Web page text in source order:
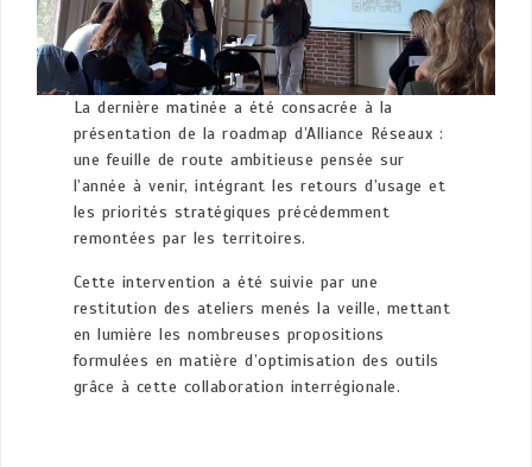
La dernière matinée a été consacrée à la
présentation de la roadmap d’Alliance Réseaux :
une feuille de route ambitieuse pensée sur
l’année à venir, intégrant les retours d’usage et
les priorités stratégiques précédemment
remontées par les territoires.
Cette intervention a été suivie par une
restitution des ateliers menés la veille, mettant
en lumière les nombreuses propositions
formulées en matière d’optimisation des outils
grâce à cette collaboration interrégionale.